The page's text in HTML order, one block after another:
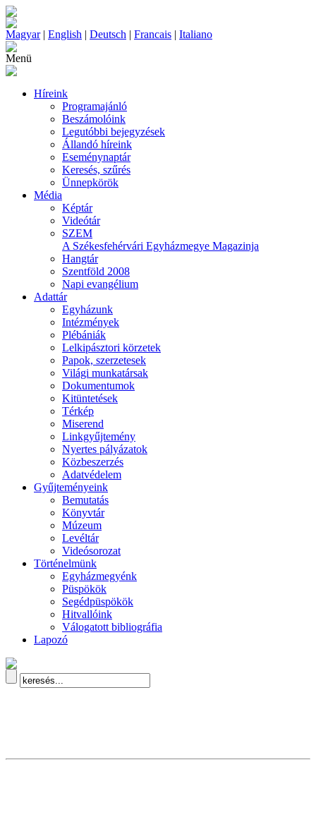
Magyar| English | Deutsch | Francais | Italiano
Menü
Híreink
Programajánló
Beszámolóink
Legutóbbi bejegyzések
Állandó híreink
Eseménynaptár
Keresés, szűrés
Ünnepkörök
Média
Képtár
Videótár
SZEM
A Székesfehérvári Egyházmegye Magazinja
Hangtár
Szentföld 2008
Napi evangélium
Adattár
Egyházunk
Intézmények
Plébániák
Lelkipásztori körzetek
Papok, szerzetesek
Világi munkatársak
Dokumentumok
Kitüntetések
Térkép
Miserend
Linkgyűjtemény
Nyertes pályázatok
Közbeszerzés
Adatvédelem
Gyűjteményeink
Bemutatás
Könyvtár
Múzeum
Levéltár
Videósorozat
Történelmünk
Egyházmegyénk
Püspökök
Segédpüspökök
Hitvallóink
Válogatott bibliográfia
Lapozó